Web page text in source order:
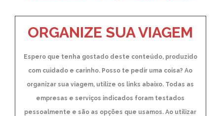
ORGANIZE SUA VIAGEM
Espero que tenha gostado deste conteúdo, produzido
com cuidado e carinho. Posso te pedir uma coisa? Ao
organizar sua viagem, utilize os links abaixo. Todas as
empresas e serviços indicados foram testados
pessoalmente e são as opções que usamos. Ao utilizar